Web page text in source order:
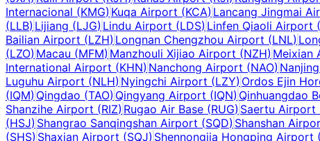
Internacional (KMG) Kuqa Airport (KCA) Lancang Jingmai
(LLB) Lijiang (LJG) Lindu Airport (LDS) Linfen Qiaoli Airport (
Bailian Airport (LZH) Longnan Chengzhou Airport (LNL)
(LZO) Macau (MFM) Manzhouli Xijiao Airport (NZH) Meixian
International Airport (KHN) Nanchong Airport (NAO) Nanjing
Luguhu Airport (NLH) Nyingchi Airport (LZY) Ordos Ejin
(IQM) Qingdao (TAO) Qingyang Airport (IQN) Qinhuangdao
Shanzihe Airport (RIZ) Rugao Air Base (RUG) Saertu Airport
(HSJ) Shangrao Sanqingshan Airport (SQD) Shanshan
(SHS) Shaxian Airport (SQJ) Shennongjia Hongping Airport (